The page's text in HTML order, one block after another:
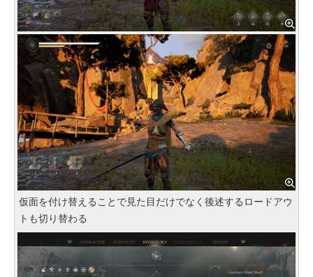
仮面を付け替えることで見た目だけでなく後述するロードアウ
トも切り替わる